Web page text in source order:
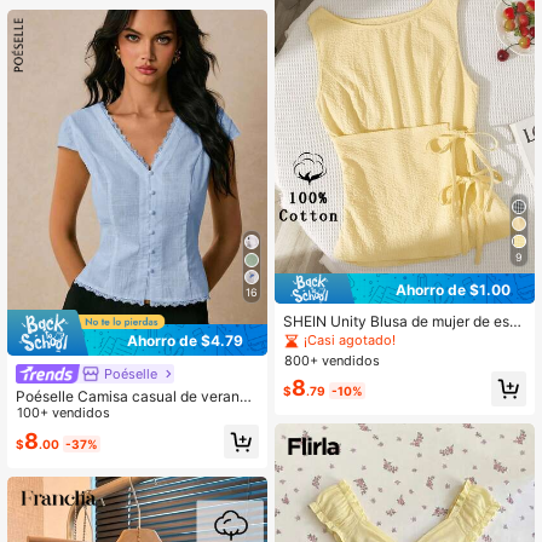
16
Ahorro de $4.79
Poéselle
Poéselle Camisa casual de verano
para mujer de unicolor con cintura c
eñida
100+ vendidos
$8.00 -37%
9
Ahorro de $1.00
SHEIN Unity Blusa de mujer de estil
o elegante y colegial francés con c
uello redondo, diseño de mangas si
n mangas, 100% algodón, nuevo es
tilo de verano con lazo, ajuste delg
¡Casi agotado!
800+ vendidos
$8.79 -10%